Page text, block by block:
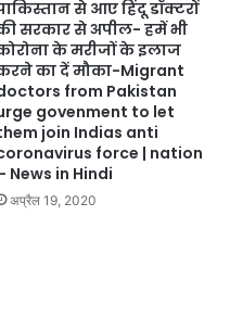
से आए हिंदू डॉक्टरों
सरकार से अपील- हमें भी
के मरीजों के इलाज
का दें मौका-Migrant
from Pakistan
govenment to let
join Indias anti
force | nation
News in Hindi
अप्रैल 19, 2020